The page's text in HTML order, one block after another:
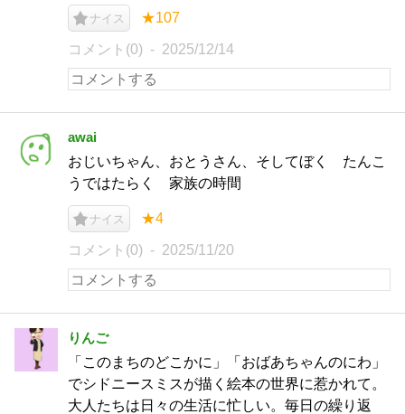
ナイス ★107
コメント(0) 2025/12/14
awai
おじいちゃん、おとうさん、そしてぼく たんこ
うではたらく 家族の時間
ナイス ★4
コメント(0) 2025/11/20
りんご
「このまちのどこかに」「おばあちゃんのにわ」
でシドニースミスが描く絵本の世界に惹かれて。
大人たちは日々の生活に忙しい。毎日の繰り返